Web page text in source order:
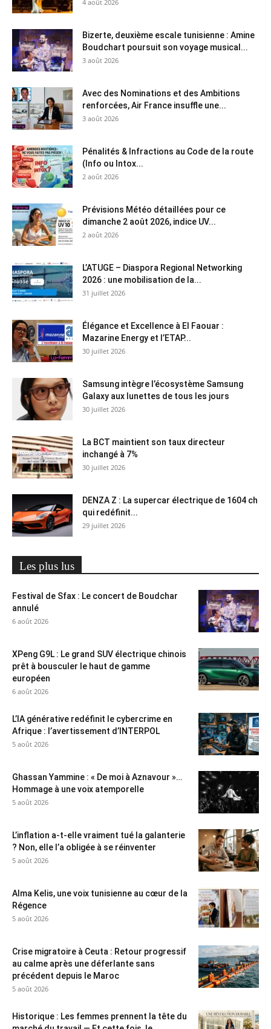
4 août 2026
Bizerte, deuxième escale tunisienne : Amine
Boudchart poursuit son voyage musical...
3 août 2026
Avec des Nominations et des Ambitions
renforcées, Air France insuffle une...
3 août 2026
Pénalités & Infractions au Code de la route
(Info ou Intox...
2 août 2026
Prévisions Météo détaillées pour ce
dimanche 2 août 2026, indice UV...
2 août 2026
L’ATUGE – Diaspora Regional Networking
2026 : une mobilisation de la...
31 juillet 2026
Élégance et Excellence à El Faouar :
Mazarine Energy et l’ETAP...
30 juillet 2026
Samsung intègre l’écosystème Samsung
Galaxy aux lunettes de tous les jours
30 juillet 2026
La BCT maintient son taux directeur
inchangé à 7%
30 juillet 2026
DENZA Z : La supercar électrique de 1604 ch
qui redéfinit...
29 juillet 2026
Les plus lus
Festival de Sfax : Le concert de Boudchar
annulé
6 août 2026
XPeng G9L : Le grand SUV électrique chinois
prêt à bousculer le haut de gamme
européen
6 août 2026
L’IA générative redéfinit le cybercrime en
Afrique : l’avertissement d’INTERPOL
5 août 2026
Ghassan Yammine : « De moi à Aznavour »…
Hommage à une voix atemporelle
5 août 2026
L’inflation a-t-elle vraiment tué la galanterie
? Non, elle l’a obligée à se réinventer
5 août 2026
Alma Kelis, une voix tunisienne au cœur de la
Régence
5 août 2026
Crise migratoire à Ceuta : Retour progressif
au calme après une déferlante sans
précédent depuis le Maroc
5 août 2026
Historique : Les femmes prennent la tête du